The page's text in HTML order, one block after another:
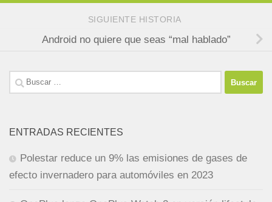
SIGUIENTE HISTORIA
Android no quiere que seas “mal hablado”
Buscar:
ENTRADAS RECIENTES
Polestar reduce un 9% las emisiones de gases de
efecto invernadero para automóviles en 2023